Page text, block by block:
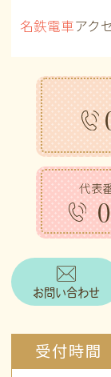
名鉄電車アク
代表
お問い合わせ
受付時間